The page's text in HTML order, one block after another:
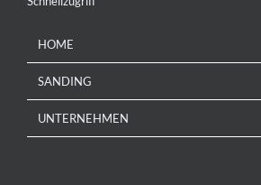
HOME
SANDING
UNTERNEHMEN